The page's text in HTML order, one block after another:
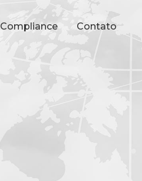
Compliance Contato